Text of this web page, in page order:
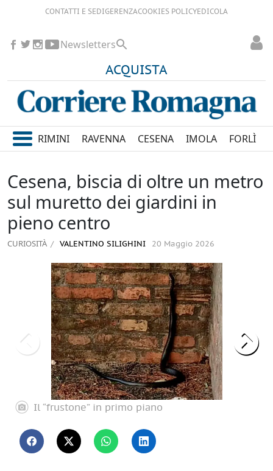
CONTATTI E SEDIGERENZACOOKIES POLICYEDICOLA
ACQUISTA
Newsletters
RIMINI RAVENNA CESENA IMOLA FORLÌ
Cesena, biscia di oltre un metro
sul muretto dei giardini in
pieno centro
CURIOSITÀ VALENTINO SILIGHINI 20 Maggio 2026
Il “frustone” in primo piano